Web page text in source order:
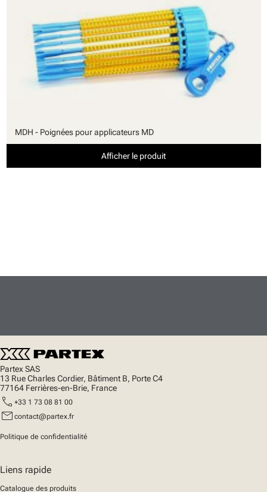
MDH - Poignées pour applicateurs MD
Afficher le produit
Partex SAS
13 Rue Charles Cordier, Bâtiment B, Porte C4
77164 Ferrières-en-Brie, France
call +33 1 73 08 81 00
mail contact@partex.fr
Politique de confidentialité
Liens rapide
Catalogue des produits